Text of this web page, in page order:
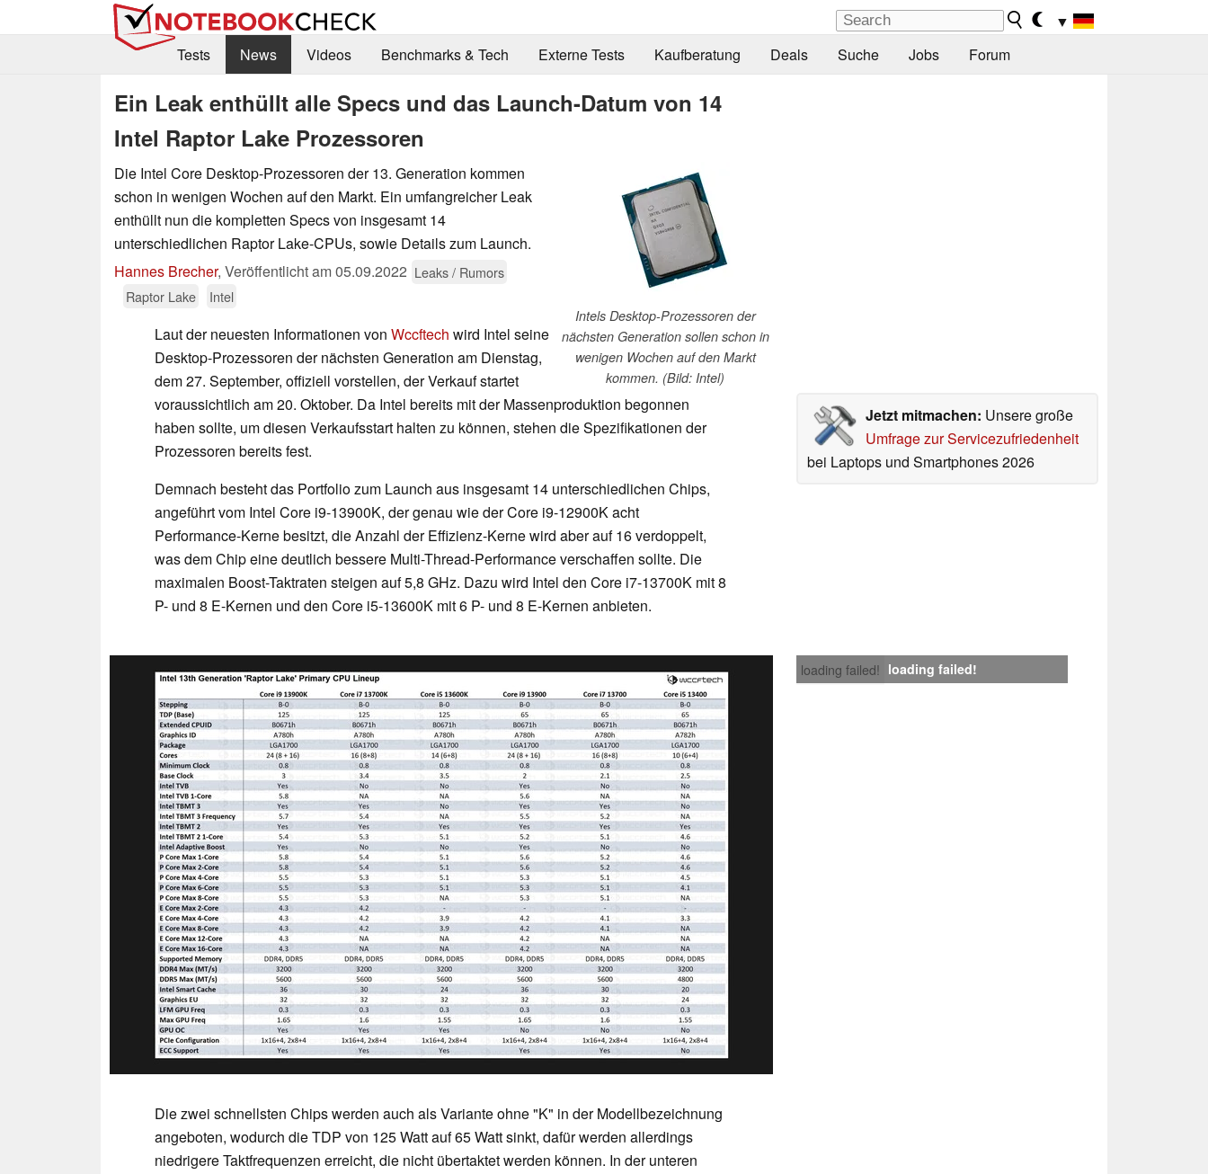
▼
Tests
News Videos Benchmarks & Tech Externe Tests Kaufberatung Deals Suche Jobs Forum
Ein Leak enthüllt alle Specs und das Launch-Datum von 14
Intel Raptor Lake Prozessoren
Intels Desktop-Prozessoren der
nächsten Generation sollen schon in
wenigen Wochen auf den Markt
kommen. (Bild: Intel)
Die Intel Core Desktop-Prozessoren der 13. Generation kommen
schon in wenigen Wochen auf den Markt. Ein umfangreicher Leak
enthüllt nun die kompletten Specs von insgesamt 14
unterschiedlichen Raptor Lake-CPUs, sowie Details zum Launch.
Hannes Brecher, Veröffentlicht am05.09.2022 Leaks / Rumors
Raptor Lake
Intel
Jetzt mitmachen: Unsere große
Umfrage zur Servicezufriedenheit
bei Laptops und Smartphones 2026
Laut der neuesten Informationen von Wccftech wird Intel seine
Desktop-Prozessoren der nächsten Generation am Dienstag,
dem 27. September, offiziell vorstellen, der Verkauf startet
voraussichtlich am 20. Oktober. Da Intel bereits mit der Massenproduktion begonnen
haben sollte, um diesen Verkaufsstart halten zu können, stehen die Spezifikationen der
Prozessoren bereits fest.
Demnach besteht das Portfolio zum Launch aus insgesamt 14 unterschiedlichen Chips,
angeführt vom Intel Core i9-13900K, der genau wie der Core i9-12900K acht
Performance-Kerne besitzt, die Anzahl der Effizienz-Kerne wird aber auf 16 verdoppelt,
was dem Chip eine deutlich bessere Multi-Thread-Performance verschaffen sollte. Die
maximalen Boost-Taktraten steigen auf 5,8 GHz. Dazu wird Intel den Core i7-13700K mit 8
P- und 8 E-Kernen und den Core i5-13600K mit 6 P- und 8 E-Kernen anbieten.
loading failed! loading failed!
Die zwei schnellsten Chips werden auch als Variante ohne "K" in der Modellbezeichnung
angeboten, wodurch die TDP von 125 Watt auf 65 Watt sinkt, dafür werden allerdings
niedrigere Taktfrequenzen erreicht, die nicht übertaktet werden können. In der unteren